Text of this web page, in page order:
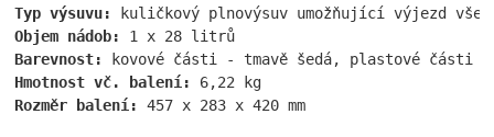
Typ výsuvu:
kuličkový plnovýsuv umožňující výjezd
Objem nádob:
1 x 28 litrů
Barevnost:
kovové části - tmavě šedá, plastové části -
Hmotnost vč. balení:
6,22 kg
Rozměr balení:
457 x 283 x 420 mm